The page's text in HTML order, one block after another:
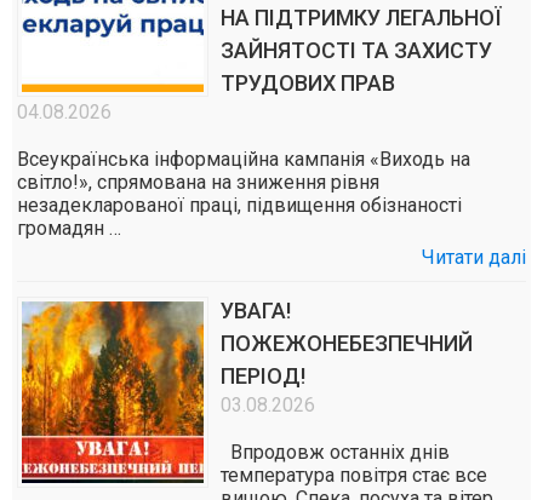
НА ПІДТРИМКУ ЛЕГАЛЬНОЇ
ЗАЙНЯТОСТІ ТА ЗАХИСТУ
ТРУДОВИХ ПРАВ
04.08.2026
Всеукраїнська інформаційна кампанія «Виходь на
світло!», спрямована на зниження рівня
незадекларованої праці, підвищення обізнаності
громадян …
Читати далі
УВАГА!
ПОЖЕЖОНЕБЕЗПЕЧНИЙ
ПЕРІОД!
03.08.2026
Впродовж останніх днів
температура повітря стає все